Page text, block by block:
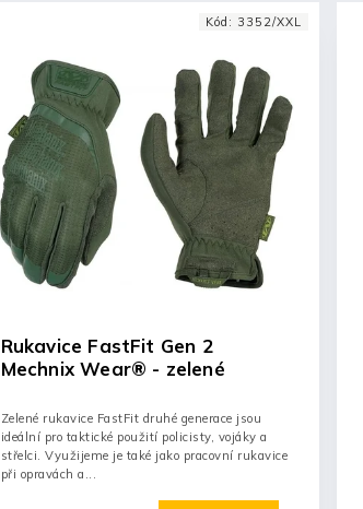
Rukavice FastFit Gen 2
Mechnix Wear® - zelené
Zelené rukavice FastFit druhé generace jsou
ideální pro taktické použití policisty, vojáky a
střelci. Využijeme je také jako pracovní rukavice
při opravách a...
Kód: 3352/XXL